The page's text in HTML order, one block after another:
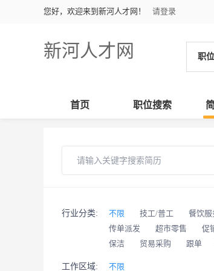
您好，欢迎来到新河人才网！ 请登录
新河人才网 职位
首页 职位搜索
行业分类: 不限 技工/普工 餐饮服
传单派发
超市零售 促
保洁
贸易采购 跟单
工作区域: 不限